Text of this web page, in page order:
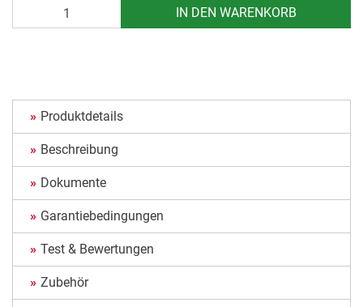
IN DEN WARENKORB
Produktdetails
Beschreibung
Dokumente
Garantiebedingungen
Test & Bewertungen
Zubehör